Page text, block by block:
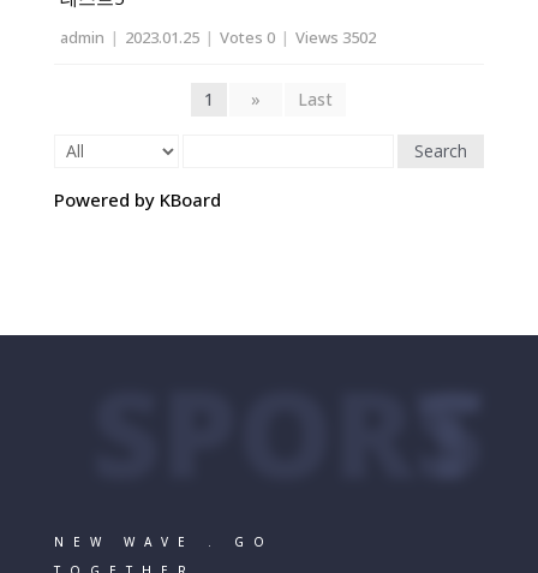
admin | 2023.01.25 | Votes 0 | Views 3502
1 » Last
Search
Powered by KBoard
SPORTS
NEW WAVE . GO